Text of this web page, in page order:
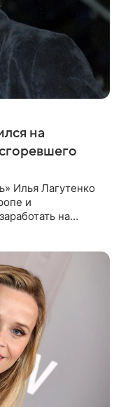
на
Илья Лагутенко
и
на